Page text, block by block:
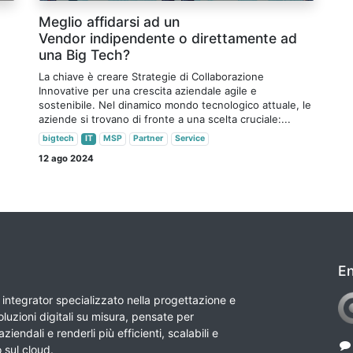
Meglio affidarsi ad un
Vendor indipendente o direttamente ad
una Big Tech?
La chiave è creare Strategie di Collaborazione
Innovative per una crescita aziendale agile e
sostenibile. Nel dinamico mondo tecnologico attuale, le
aziende si trovano di fronte a una scelta cruciale:...
bigtech IT MSP Partner Service
12 ago 2024
specializzato nella progettazione e
digitali su misura, pensate per
e renderli più efficienti, scalabili e
sul cloud.